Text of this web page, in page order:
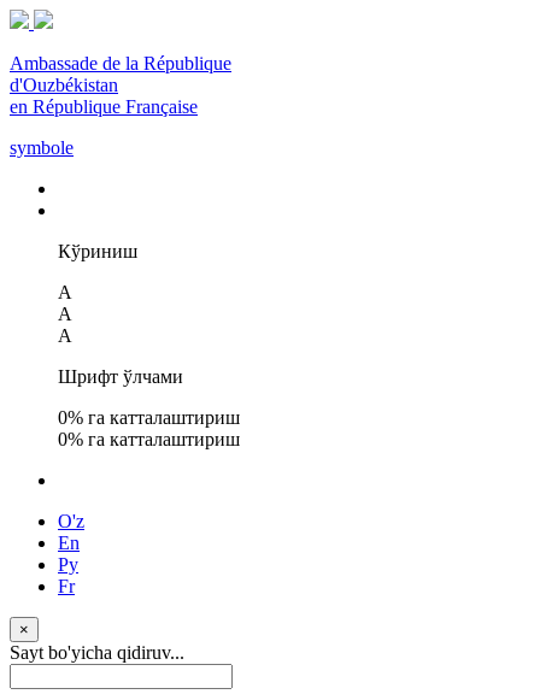
Ambassade de la République
d'Ouzbékistan
en République Française
symbole
Кўриниш
A
A
A
Шрифт ўлчами
0% га катталаштириш
0% га катталаштириш
O'z
En
Ру
Fr
×
Sayt bo'yicha qidiruv...